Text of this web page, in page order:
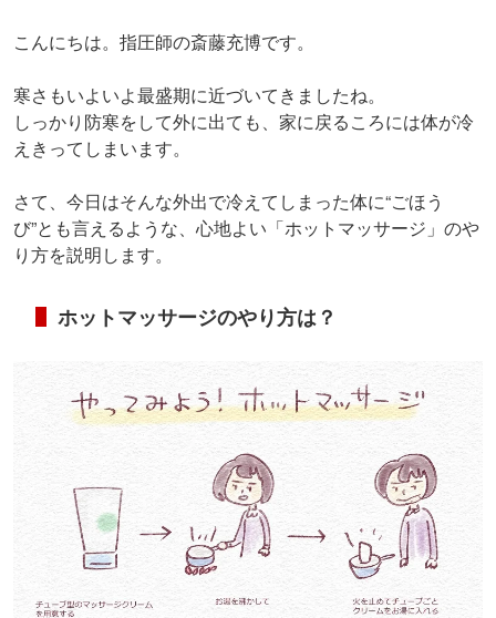
こんにちは。指圧師の斎藤充博です。
寒さもいよいよ最盛期に近づいてきましたね。
しっかり防寒をして外に出ても、家に戻るころには体が冷
えきってしまいます。
さて、今日はそんな外出で冷えてしまった体に“ごほう
び”とも言えるような、心地よい「ホットマッサージ」のや
り方を説明します。
ホットマッサージのやり方は？